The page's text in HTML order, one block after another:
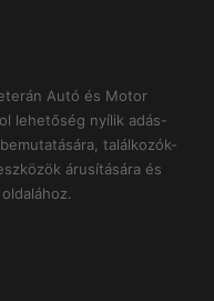
Autó és Motor
lehetőség nyílik adás-
találkozók-
árusítására és